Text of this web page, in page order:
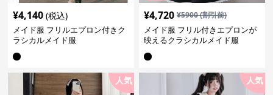
¥4,140 (税込)
メイド服 フリルエプロン付きク
ラシカルメイド服
¥4,720 ¥5900(割引前)
メイド服 フリル付きエプロンが
映えるクラシカルメイド服
人気 人気